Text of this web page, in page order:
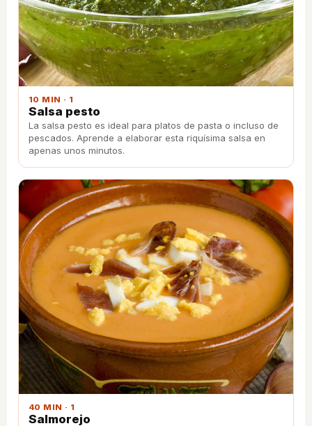
10 MIN · 1
Salsa pesto
La salsa pesto es ideal para platos de pasta o incluso de
pescados. Aprende a elaborar esta riquísima salsa en
apenas unos minutos.
40 MIN · 1
Salmorejo